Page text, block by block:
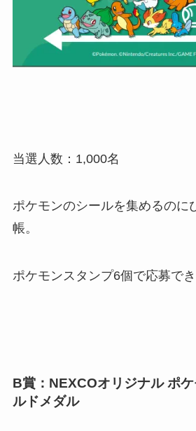
当選人数：1,000名
ポケモンのシールを集めるのに
帳。
ポケモンスタンプ6個で応募でき
B賞：NEXCOオリジナル ポ
ルドメダル